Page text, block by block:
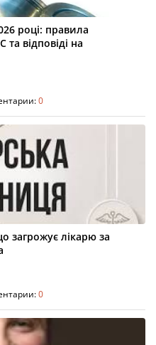
році: правила
відповіді на
0
загрожує лікарю за
0